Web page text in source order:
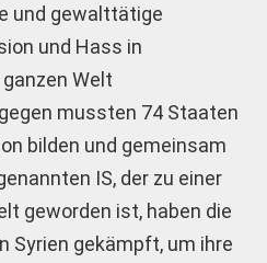
und gewalttätige
und Hass in
Welt
mussten 74 Staaten
bilden und gemeinsam
IS, der zu einer
geworden ist, haben die
Syrien gekämpft, um ihre